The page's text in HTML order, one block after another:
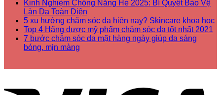
Kinh Nghiệm Chống Nắng Hè 2025: Bí Quyết Bảo Vệ
Làn Da Toàn Diện
5 xu hướng chăm sóc da hiện nay? Skincare khoa học
Top 4 Hãng dược mỹ phẩm chăm sóc da tốt nhất 2021
7 bước chăm sóc da mặt hàng ngày giúp da sáng
bóng, mịn màng